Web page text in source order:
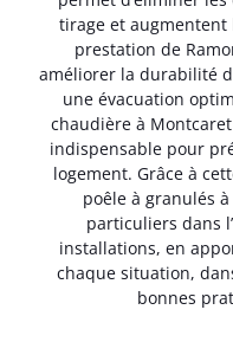
tirage et augmentent
prestation de
améliorer la durabilité
une évacuation
chaudière à
indispensable pour
logement. Grâce à
poêle à granulés
particuliers dans
installations, en
chaque situation,
bonnes